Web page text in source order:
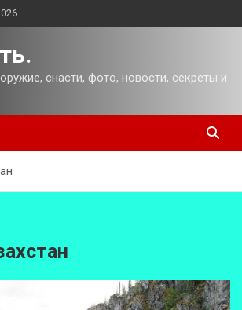
снасти, фото, новости, секреты и